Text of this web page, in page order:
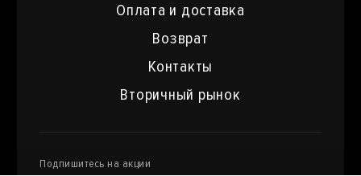
Оплата и доставка
Возврат
Контакты
Вторичный рынок
Подпишитесь на акции